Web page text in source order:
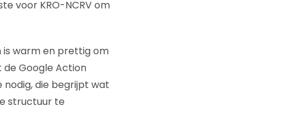
voor KRO-NCRV om
is warm en prettig om
de Google Action
die begrijpt wat
structuur te